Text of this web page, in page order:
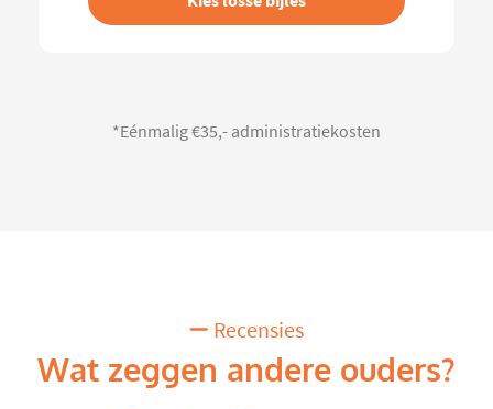
*Eénmalig €35,- administratiekosten
Recensies
Wat zeggen andere ouders?